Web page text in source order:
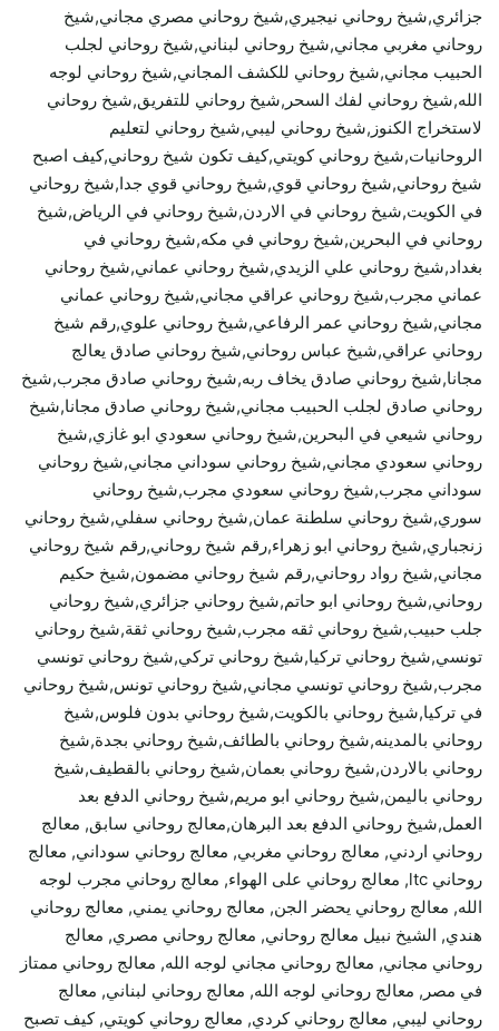
جزائري,شيخ روحاني نيجيري,شيخ روحاني مصري مجاني,شيخ
روحاني مغربي مجاني,شيخ روحاني لبناني,شيخ روحاني لجلب
الحبيب مجاني,شيخ روحاني للكشف المجاني,شيخ روحاني لوجه
الله,شيخ روحاني لفك السحر,شيخ روحاني للتفريق,شيخ روحاني
لاستخراج الكنوز,شيخ روحاني ليبي,شيخ روحاني لتعليم
الروحانيات,شيخ روحاني كويتي,كيف تكون شيخ روحاني,كيف اصبح
شيخ روحاني,شيخ روحاني قوي,شيخ روحاني قوي جدا,شيخ روحاني
في الكويت,شيخ روحاني في الاردن,شيخ روحاني في الرياض,شيخ
روحاني في البحرين,شيخ روحاني في مكه,شيخ روحاني في
بغداد,شيخ روحاني علي الزيدي,شيخ روحاني عماني,شيخ روحاني
عماني مجرب,شيخ روحاني عراقي مجاني,شيخ روحاني عماني
مجاني,شيخ روحاني عمر الرفاعي,شيخ روحاني علوي,رقم شيخ
روحاني عراقي,شيخ عباس روحاني,شيخ روحاني صادق يعالج
مجانا,شيخ روحاني صادق يخاف ربه,شيخ روحاني صادق مجرب,شيخ
روحاني صادق لجلب الحبيب مجاني,شيخ روحاني صادق مجانا,شيخ
روحاني شيعي في البحرين,شيخ روحاني سعودي ابو غازي,شيخ
روحاني سعودي مجاني,شيخ روحاني سوداني مجاني,شيخ روحاني
سوداني مجرب,شيخ روحاني سعودي مجرب,شيخ روحاني
سوري,شيخ روحاني سلطنة عمان,شيخ روحاني سفلي,شيخ روحاني
زنجباري,شيخ روحاني ابو زهراء,رقم شيخ روحاني,رقم شيخ روحاني
مجاني,شيخ رواد روحاني,رقم شيخ روحاني مضمون,شيخ حكيم
روحاني,شيخ روحاني ابو حاتم,شيخ روحاني جزائري,شيخ روحاني
جلب حبيب,شيخ روحاني ثقه مجرب,شيخ روحاني ثقة,شيخ روحاني
تونسي,شيخ روحاني تركيا,شيخ روحاني تركي,شيخ روحاني تونسي
مجرب,شيخ روحاني تونسي مجاني,شيخ روحاني تونس,شيخ روحاني
في تركيا,شيخ روحاني بالكويت,شيخ روحاني بدون فلوس,شيخ
روحاني بالمدينه,شيخ روحاني بالطائف,شيخ روحاني بجدة,شيخ
روحاني بالاردن,شيخ روحاني بعمان,شيخ روحاني بالقطيف,شيخ
روحاني باليمن,شيخ روحاني ابو مريم,شيخ روحاني الدفع بعد
العمل,شيخ روحاني الدفع بعد البرهان,معالج روحاني سابق, معالج
روحاني اردني, معالج روحاني مغربي, معالج روحاني سوداني, معالج
روحاني ltc, معالج روحاني على الهواء, معالج روحاني مجرب لوجه
الله, معالج روحاني يحضر الجن, معالج روحاني يمني, معالج روحاني
هندي, الشيخ نبيل معالج روحاني, معالج روحاني مصري, معالج
روحاني مجاني, معالج روحاني مجاني لوجه الله, معالج روحاني ممتاز
في مصر, معالج روحاني لوجه الله, معالج روحاني لبناني, معالج
روحاني ليبي, معالج روحاني كردي, معالج روحاني كويتي, كيف تصبح